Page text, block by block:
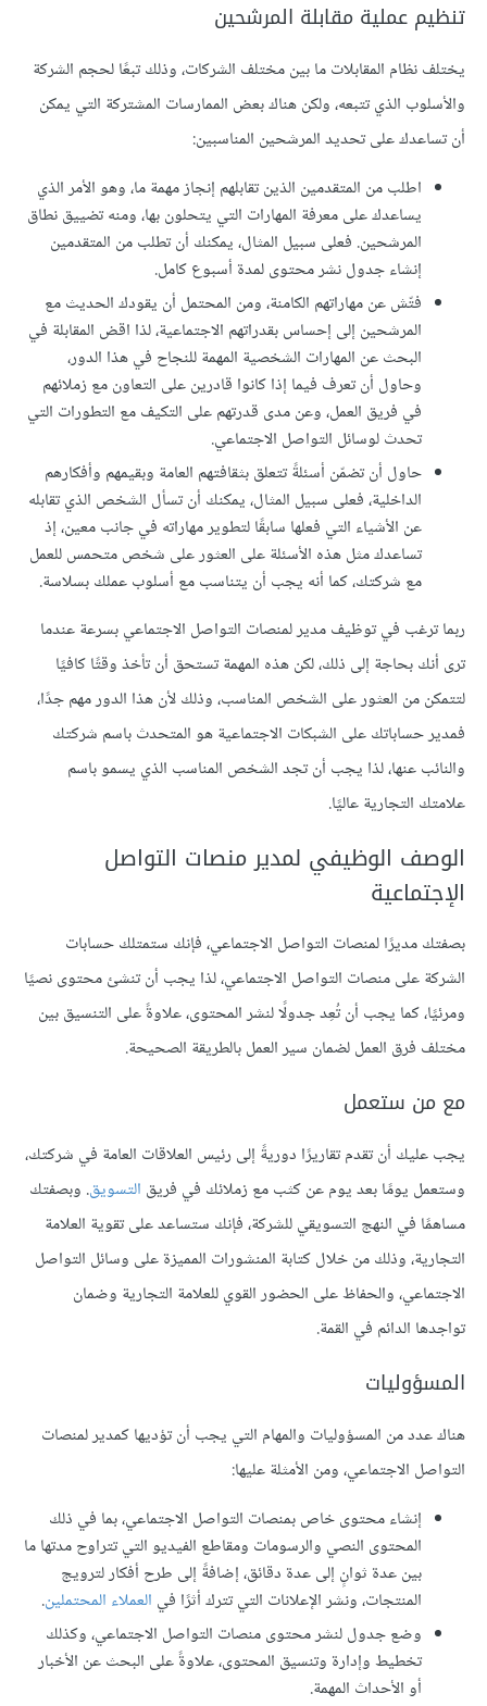
تنظيم عملية مقابلة المرشحين
يختلف نظام المقابلات ما بين مختلف الشركات، وذلك تبعًا لحجم الشركة
والأسلوب الذي تتبعه، ولكن هناك بعض الممارسات المشتركة التي يمكن
أن تساعدك على تحديد المرشحين المناسبين:
اطلب من المتقدمين الذين تقابلهم إنجاز مهمة ما، وهو الأمر الذي
يساعدك على معرفة المهارات التي يتحلون بها، ومنه تضييق نطاق
المرشحين. فعلى سبيل المثال، يمكنك أن تطلب من المتقدمين
إنشاء جدول نشر محتوى لمدة أسبوع كامل.
فتّش عن مهاراتهم الكامنة، ومن المحتمل أن يقودك الحديث مع
المرشحين إلى إحساس بقدراتهم الاجتماعية، لذا اقض المقابلة في
البحث عن المهارات الشخصية المهمة للنجاح في هذا الدور،
وحاول أن تعرف فيما إذا كانوا قادرين على التعاون مع زملائهم
في فريق العمل، وعن مدى قدرتهم على التكيف مع التطورات التي
تحدث لوسائل التواصل الاجتماعي.
حاول أن تضمّن أسئلةً تتعلق بثقافتهم العامة وبقيمهم وأفكارهم
الداخلية، فعلى سبيل المثال، يمكنك أن تسأل الشخص الذي تقابله
عن الأشياء التي فعلها سابقًا لتطوير مهاراته في جانب معين، إذ
تساعدك مثل هذه الأسئلة على العثور على شخص متحمس للعمل
مع شركتك، كما أنه يجب أن يتناسب مع أسلوب عملك بسلاسة.
ربما ترغب في توظيف مدير لمنصات التواصل الاجتماعي بسرعة عندما
ترى أنك بحاجة إلى ذلك، لكن هذه المهمة تستحق أن تأخذ وقتًا كافيًا
لتتمكن من العثور على الشخص المناسب، وذلك لأن هذا الدور مهم جدًا،
فمدير حساباتك على الشبكات الاجتماعية هو المتحدث باسم شركتك
والنائب عنها، لذا يجب أن تجد الشخص المناسب الذي يسمو باسم
علامتك التجارية عاليًا.
الوصف الوظيفي لمدير منصات التواصل
الإجتماعية
بصفتك مديرًا لمنصات التواصل الاجتماعي، فإنك ستمتلك حسابات
الشركة على منصات التواصل الاجتماعي، لذا يجب أن تنشئ محتوى نصيًا
ومرئيًا، كما يجب أن تُعِد جدولًا لنشر المحتوى، علاوةً على التنسيق بين
مختلف فرق العمل لضمان سير العمل بالطريقة الصحيحة.
مع من ستعمل
يجب عليك أن تقدم تقاريرًا دوريةً إلى رئيس العلاقات العامة في شركتك،
وستعمل يومًا بعد يوم عن كثب مع زملائك في فريق التسويق. وبصفتك
مساهمًا في النهج التسويقي للشركة، فإنك ستساعد على تقوية العلامة
التجارية، وذلك من خلال كتابة المنشورات المميزة على وسائل التواصل
الاجتماعي، والحفاظ على الحضور القوي للعلامة التجارية وضمان
تواجدها الدائم في القمة.
المسؤوليات
هناك عدد من المسؤوليات والمهام التي يجب أن تؤديها كمدير لمنصات
التواصل الاجتماعي، ومن الأمثلة عليها:
إنشاء محتوى خاص بمنصات التواصل الاجتماعي، بما في ذلك
المحتوى النصي والرسومات ومقاطع الفيديو التي تتراوح مدتها ما
بين عدة ثوانٍ إلى عدة دقائق، إضافةً إلى طرح أفكار لترويج
المنتجات، ونشر الإعلانات التي تترك أثرًا في العملاء المحتملين.
وضع جدول لنشر محتوى منصات التواصل الاجتماعي، وكذلك
تخطيط وإدارة وتنسيق المحتوى، علاوةً على البحث عن الأخبار
أو الأحداث المهمة.